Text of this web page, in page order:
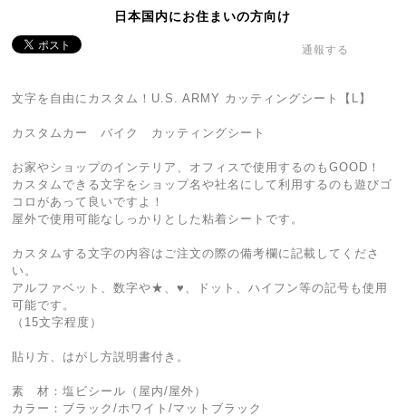
日本国内にお住まいの方向け
通報する
文字を自由にカスタム！U.S. ARMY カッティングシート【L】
カスタムカー バイク カッティングシート
お家やショップのインテリア、オフィスで使用するのもGOOD！
カスタムできる文字をショップ名や社名にして利用するのも遊びゴ
コロがあって良いですよ！
屋外で使用可能なしっかりとした粘着シートです。
カスタムする文字の内容はご注文の際の備考欄に記載してくださ
い。
アルファベット、数字や★、♥、ドット、ハイフン等の記号も使用
可能です。
（15文字程度）
貼り方、はがし方説明書付き。
素 材：塩ビシール（屋内/屋外）
カラー：ブラック/ホワイト/マットブラック